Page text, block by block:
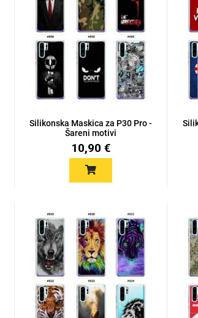
Silikonska Maskica za P30 Pro -
Šareni motivi
10,90 €